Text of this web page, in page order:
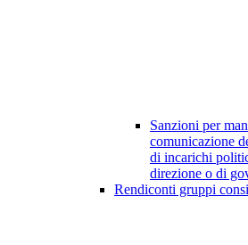
Sanzioni per
comunicazione
di incarichi
direzione o di
Rendiconti gruppi